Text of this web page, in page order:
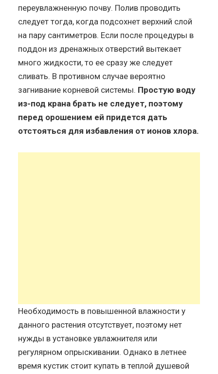
переувлажненную почву. Полив проводить
следует тогда, когда подсохнет верхний слой
на пару сантиметров. Если после процедуры в
поддон из дренажных отверстий вытекает
много жидкости, то ее сразу же следует
сливать. В противном случае вероятно
загнивание корневой системы. Простую воду
из-под крана брать не следует, поэтому
перед орошением ей придется дать
отстояться для избавления от ионов хлора.
Необходимость в повышенной влажности у
данного растения отсутствует, поэтому нет
нужды в установке увлажнителя или
регулярном опрыскивании. Однако в летнее
время кустик стоит купать в теплой душевой